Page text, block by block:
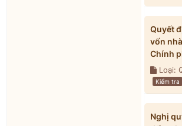
Quyết
vốn
Chính
Loại:
Kiểm tra
Nghị